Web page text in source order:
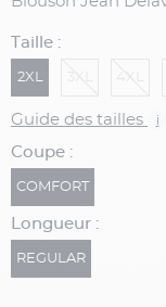
Taille :
2XL
Guide des tailles i
Coupe :
COMFORT
Longueur :
REGULAR